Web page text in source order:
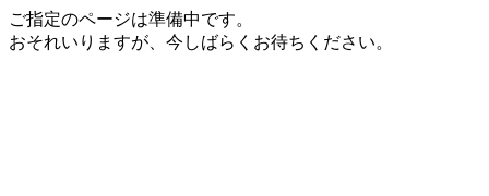
ご指定のページは準備中です。
おそれいりますが、今しばらくお待ちください。